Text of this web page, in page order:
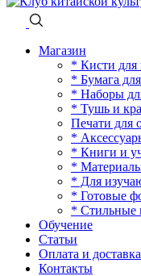
Магазин
* Кисти для
* Бумага
* Наборы
* Тушь и
Печати для
*
* Книги и
*
* Для
* Готовые
* Стильные
Обучение
Статьи
Оплата и доставка
Контакты